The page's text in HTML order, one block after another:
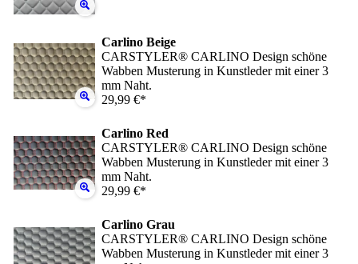
Carlino Beige
CARSTYLER® CARLINO Design schöne
Wabben Musterung in Kunstleder mit einer 3
mm Naht.
29,99 €*
Carlino Red
CARSTYLER® CARLINO Design schöne
Wabben Musterung in Kunstleder mit einer 3
mm Naht.
29,99 €*
Carlino Grau
CARSTYLER® CARLINO Design schöne
Wabben Musterung in Kunstleder mit einer 3